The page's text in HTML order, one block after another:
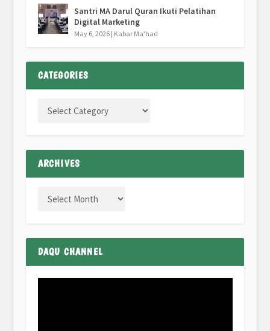
Santri MA Darul Quran Ikuti Pelatihan
Digital Marketing
May 6, 2026| Kabar Ma'had
CATEGORIES
ARCHIVES
DAQU CHANNEL